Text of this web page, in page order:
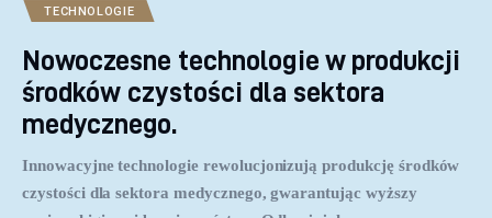
TECHNOLOGIE
Nowoczesne technologie w produkcji
środków czystości dla sektora
medycznego.
Innowacyjne technologie rewolucjonizują produkcję środków
czystości dla sektora medycznego, gwarantując wyższy